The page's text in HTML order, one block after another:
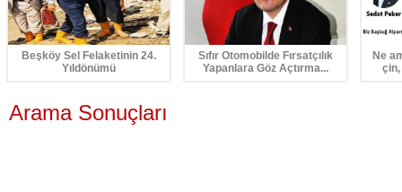
Beşköy Sel Felaketinin 24.
Yıldönümü
Sıfır Otomobilde Fırsatçılık
Yapanlara Göz Açtırma...
Ne
Arama Sonuçları